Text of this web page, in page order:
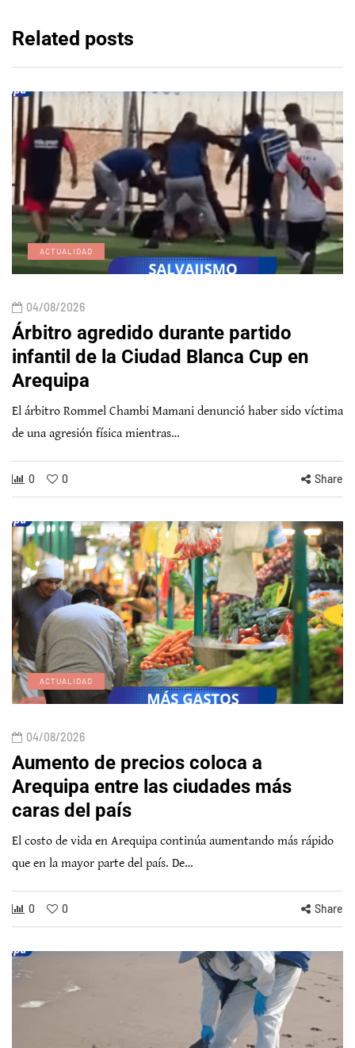
Related posts
ACTUALIDAD
04/08/2026
Árbitro agredido durante partido
infantil de la Ciudad Blanca Cup en
Arequipa
El árbitro Rommel Chambi Mamani denunció haber sido víctima
de una agresión física mientras…
0 0 Share
ACTUALIDAD
04/08/2026
Aumento de precios coloca a
Arequipa entre las ciudades más
caras del país
El costo de vida en Arequipa continúa aumentando más rápido
que en la mayor parte del país. De…
0 0 Share